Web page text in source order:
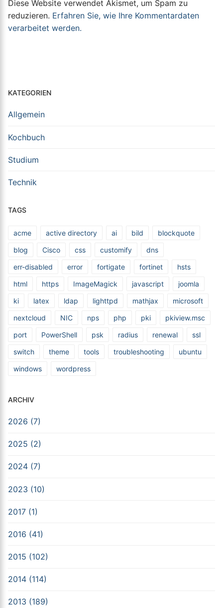
Diese Website verwendet Akismet, um Spam zu
reduzieren. Erfahren Sie, wie Ihre Kommentardaten
verarbeitet werden.
KATEGORIEN
Allgemein
Kochbuch
Studium
Technik
TAGS
acme active directory ai bild
blockquote
blog
Cisco css customify
dns
err-disabled
error fortigate fortinet
hsts
html
https ImageMagick javascript
joomla
ki
latex ldap lighttpd mathjax
microsoft
nextcloud
NIC nps php pki
pkiview.msc
port
PowerShell psk radius renewal
ssl
switch
theme tools troubleshooting
ubuntu
windows
wordpress
ARCHIV
2026 (7)
2025 (2)
2024 (7)
2023 (10)
2017 (1)
2016 (41)
2015 (102)
2014 (114)
2013 (189)